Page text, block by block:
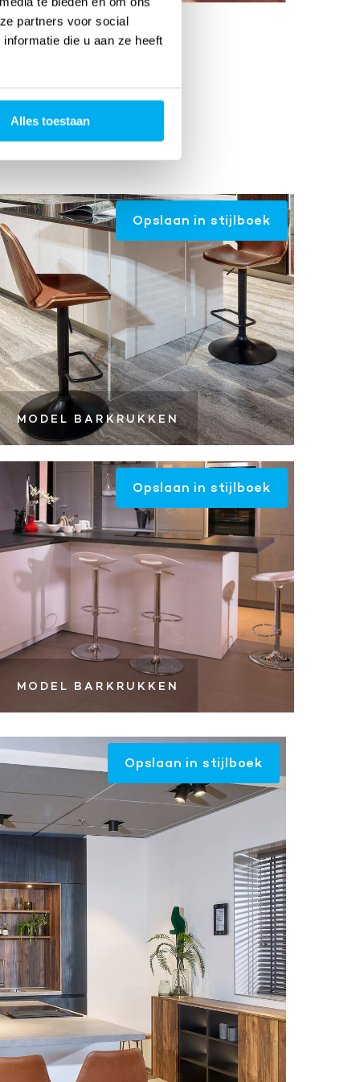
partners voor social
die u aan ze heeft
Alles toestaan
van
Opslaan in stijlboek
MODEL BARKRUKKEN
Opslaan in stijlboek
MODEL BARKRUKKEN
Opslaan in stijlboek